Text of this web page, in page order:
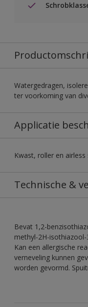
Watergedragen,
ter voorkoming van
Applicatie
Kwast, roller en airless
Technische &
Bevat 1,2-
methyl-2H-
Kan een allergische
verneveling kunnen
worden gevormd.